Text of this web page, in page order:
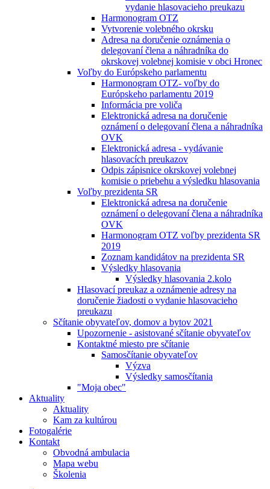
vydanie hlasovacieho preukazu
Harmonogram OTZ
Vytvorenie volebného okrsku
Adresa na doručenie oznámenia o
delegovaní člena a náhradníka do
okrskovej volebnej komisie v obci Hronec
Voľby do Európskeho parlamentu
Harmonogram OTZ- voľby do
Európskeho parlamentu 2019
Informácia pre voliča
Elektronická adresa na doručenie
oznámení o delegovaní člena a náhradníka
OVK
Elektronická adresa - vydávanie
hlasovacích preukazov
Odpis zápisnice okrskovej volebnej
komisie o priebehu a výsledku hlasovania
Voľby prezidenta SR
Elektronická adresa na doručenie
oznámení o delegovaní člena a náhradníka
OVK
Harmonogram OTZ voľby prezidenta SR
2019
Zoznam kandidátov na prezidenta SR
Výsledky hlasovania
Výsledky hlasovania 2.kolo
Hlasovací preukaz a oznámenie adresy na
doručenie žiadosti o vydanie hlasovacieho
preukazu
Sčítanie obyvateľov, domov a bytov 2021
Upozornenie - asistované sčítanie obyvateľov
Kontaktné miesto pre sčítanie
Samosčítanie obyvateľov
Výzva
Výsledky samosčítania
"Moja obec"
Aktuality
Aktuality
Kam za kultúrou
Fotogalérie
Kontakt
Obvodná ambulacia
Mapa webu
Školenia